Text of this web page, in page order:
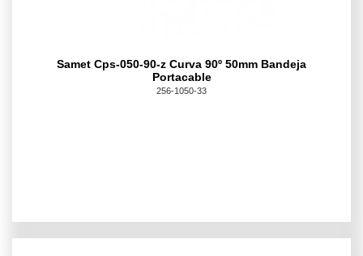
Samet Cps-050-90-z Curva 90º 50mm Bandeja
Portacable
256-1050-33